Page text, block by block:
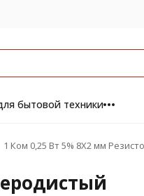
бытовой техники
1 Ком 0,25 Вт 5% 8X2 мм